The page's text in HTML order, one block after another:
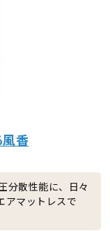
香
分散性能に、日々
アマットレスで